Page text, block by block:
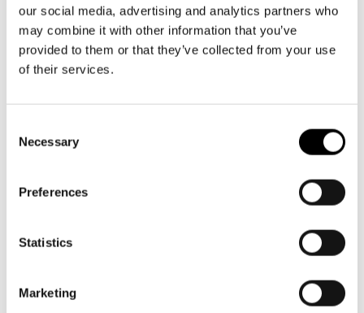
our social media, advertising and analytics partners who
may combine it with other information that you’ve
provided to them or that they’ve collected from your use
of their services.
Selection
Necessary
Preferences
Statistics
Marketing
Kontaktuppgifter
Press
må-fr kl. 9-16
09 616 211
info@svenskateatern.fi
BILJETTER
Köp biljetter
biljetter@svenskateatern.fi
ti-fr kl 12-18